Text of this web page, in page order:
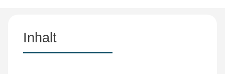
Inhalt